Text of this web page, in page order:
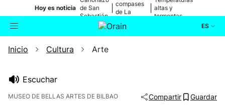
Hoy es noticia de San
Sebastián
compases
de La
altas y
tormentas
ES
Buscador Actualidad
Inicio Cultura Arte
Escuchar
MUSEO DE BELLAS ARTES DE BILBAO Compartir Guardar